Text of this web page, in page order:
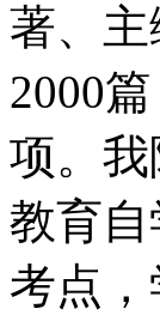
著、
2000
项。
教育
考点